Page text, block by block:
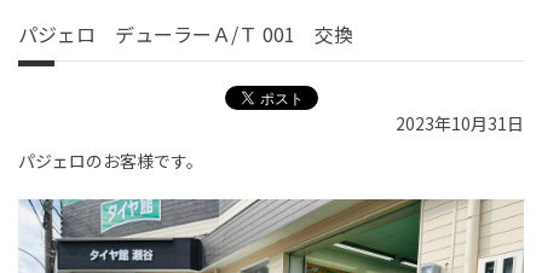
パジェロ デューラーＡ/Ｔ 001 交換
2023年10月31日
パジェロのお客様です。